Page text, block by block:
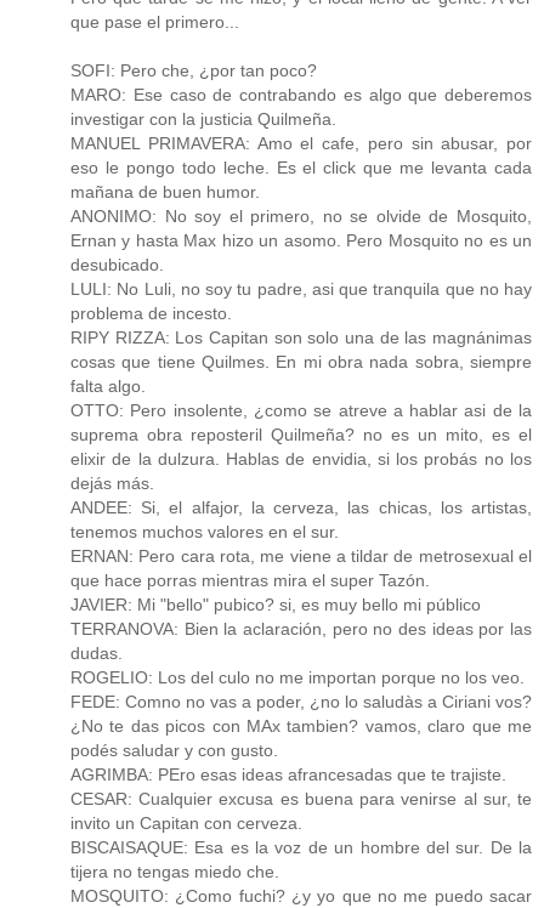
que pase el primero...
SOFI: Pero che, ¿por tan poco?
MARO: Ese caso de contrabando es algo que deberemos
investigar con la justicia Quilmeña.
MANUEL PRIMAVERA: Amo el cafe, pero sin abusar, por
eso le pongo todo leche. Es el click que me levanta cada
mañana de buen humor.
ANONIMO: No soy el primero, no se olvide de Mosquito,
Ernan y hasta Max hizo un asomo. Pero Mosquito no es un
desubicado.
LULI: No Luli, no soy tu padre, asi que tranquila que no hay
problema de incesto.
RIPY RIZZA: Los Capitan son solo una de las magnánimas
cosas que tiene Quilmes. En mi obra nada sobra, siempre
falta algo.
OTTO: Pero insolente, ¿como se atreve a hablar asi de la
suprema obra reposteril Quilmeña? no es un mito, es el
elixir de la dulzura. Hablas de envidia, si los probás no los
dejás más.
ANDEE: Si, el alfajor, la cerveza, las chicas, los artistas,
tenemos muchos valores en el sur.
ERNAN: Pero cara rota, me viene a tildar de metrosexual el
que hace porras mientras mira el super Tazón.
JAVIER: Mi "bello" pubico? si, es muy bello mi público
TERRANOVA: Bien la aclaración, pero no des ideas por las
dudas.
ROGELIO: Los del culo no me importan porque no los veo.
FEDE: Comno no vas a poder, ¿no lo saludàs a Ciriani vos?
¿No te das picos con MAx tambien? vamos, claro que me
podés saludar y con gusto.
AGRIMBA: PEro esas ideas afrancesadas que te trajiste.
CESAR: Cualquier excusa es buena para venirse al sur, te
invito un Capitan con cerveza.
BISCAISAQUE: Esa es la voz de un hombre del sur. De la
tijera no tengas miedo che.
MOSQUITO: ¿Como fuchi? ¿y yo que no me puedo sacar